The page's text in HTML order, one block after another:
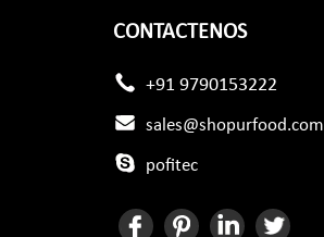
CONTACTENOS
+91 9790153222
sales@shopurfood.com
pofitec